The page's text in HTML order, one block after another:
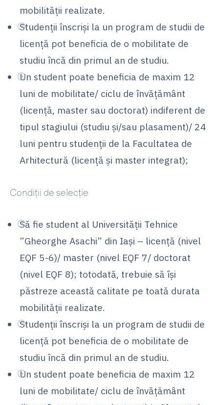
mobilității realizate.
Studenții înscriși la un program de studii de
licență pot beneficia de o mobilitate de
studiu încă din primul an de studiu.
Un student poate beneficia de maxim 12
luni de mobilitate/ ciclu de învățământ
(licență, master sau doctorat) indiferent de
tipul stagiului (studiu și/sau plasament)/ 24
luni pentru studenții de la Facultatea de
Arhitectură (licență și master integrat);
Condiţii de selecţie
Să fie student al Universităţii Tehnice
”Gheorghe Asachi” din Iaşi – licenţă (nivel
EQF 5-6)/ master (nivel EQF 7/ doctorat
(nivel EQF 8); totodată, trebuie să își
păstreze această calitate pe toată durata
mobilității realizate.
Studenții înscriși la un program de studii de
licență pot beneficia de o mobilitate de
studiu încă din primul an de studiu.
Un student poate beneficia de maxim 12
luni de mobilitate/ ciclu de învățământ